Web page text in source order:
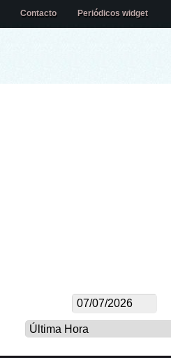
Contacto Periódicos widget